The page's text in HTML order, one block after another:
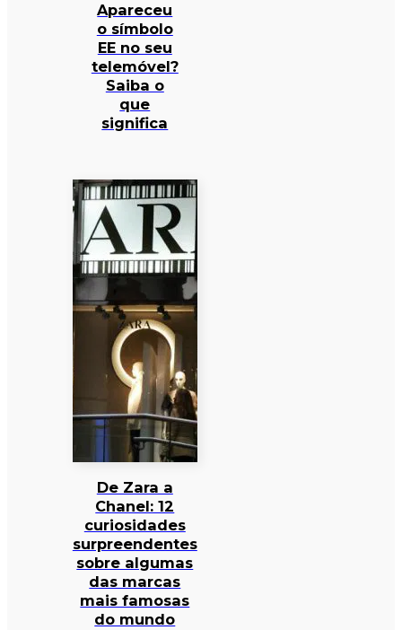
Apareceu
o símbolo
EE no seu
telemóvel?
Saiba o
que
significa
De Zara a
Chanel: 12
curiosidades
surpreendentes
sobre algumas
das marcas
mais famosas
do mundo